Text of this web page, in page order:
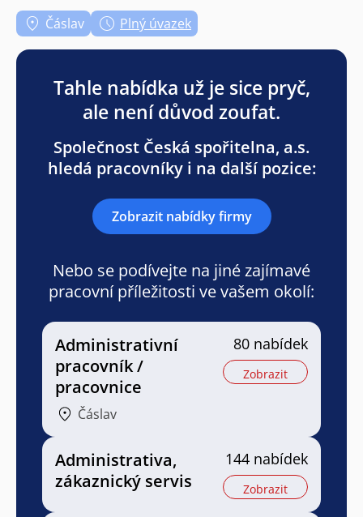
Čáslav Plný úvazek
Tahle nabídka už je sice pryč,
ale není důvod zoufat.
Společnost Česká spořitelna, a.s.
hledá pracovníky i na další pozice:
Zobrazit nabídky firmy
Nebo se podívejte na jiné zajímavé
pracovní příležitosti ve vašem okolí:
Administrativní
pracovník /
pracovnice
Čáslav
80 nabídek
Zobrazit
Administrativa,
zákaznický servis
144 nabídek
Zobrazit